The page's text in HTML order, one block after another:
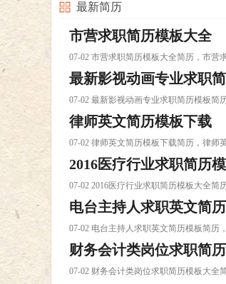
最新简历
市营求职简历模板大全
07-02 市营求职简历模板大全简历，市营
最新影视动画专业求职
07-02 最新影视动画专业求职简历模板简
律师英文简历模板下载
07-02 律师英文简历模板下载简历，律师
2016医疗行业求职简历
07-02 2016医疗行业求职简历模板大全简
电台主持人求职英文简
07-02 电台主持人求职英文简历模板简历
财务会计类岗位求职简
07-02 财务会计类岗位求职简历模板大全